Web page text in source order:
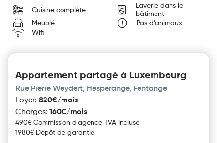
Cuisine complète
Laverie dans le
bâtiment
Meublé
Pas d'animaux
Wifi
Appartement partagé à Luxembourg
Rue Pierre Weydert, Hesperange, Fentange
Loyer: 820€/mois
Charges: 160€/mois
490€ Commission d'agence TVA incluse
1980€ Dépôt de garantie